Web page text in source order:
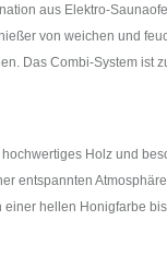
aus Elektro-
von weichen und
Das Combi-System ist
Holz und
entspannten
hellen Honigfarbe